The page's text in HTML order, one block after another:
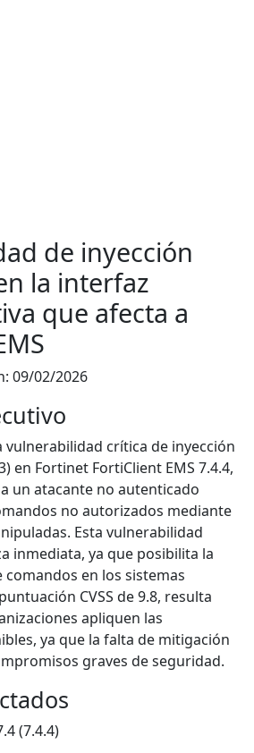
de inyección
la interfaz
que afecta a
09/02/2026
vulnerabilidad crítica de inyección
en Fortinet FortiClient EMS 7.4.4,
un atacante no autenticado
no autorizados mediante
Esta vulnerabilidad
inmediata, ya que posibilita la
en los sistemas
CVSS de 9.8, resulta
apliquen las
ya que la falta de mitigación
graves de seguridad.
(7.4.4)